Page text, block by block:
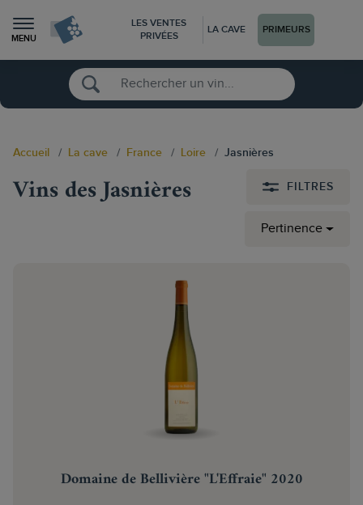
MENU
LES VENTES
PRIVÉES
LA CAVE PRIMEURS
Accueil La cave France Loire Jasnières
FILTRES
Vins des Jasnières
Pertinence
Domaine de Bellivière "L'Effraie" 2020